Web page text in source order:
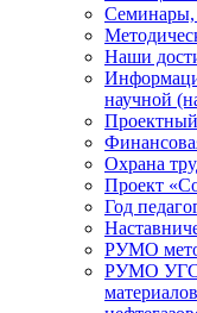
Семинары,
Наши
научной
Охрана
Проект
Год
РУМО
РУМО УГС